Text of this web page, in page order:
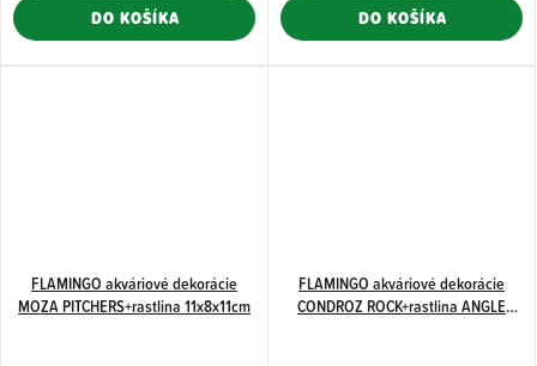
DO KOŠÍKA DO KOŠÍKA
FLAMINGO akváriové dekorácie
MOZA PITCHERS+rastlina 11x8x11cm
FLAMINGO akváriové dekorácie
CONDROZ ROCK+rastlina ANGLE